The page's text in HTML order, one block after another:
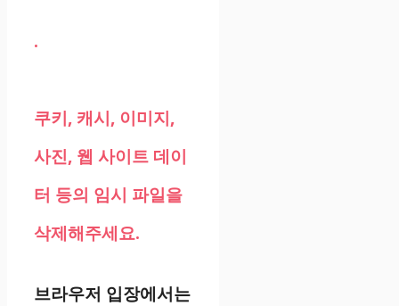
.
쿠키, 캐시, 이미지,
사진, 웹 사이트 데이
터 등의 임시 파일을
삭제해주세요.
브라우저 입장에서는